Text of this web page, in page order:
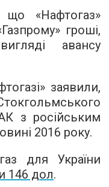
«Нафтогаз»
гроші,
авансу
заявили,
з російським
2016 року.
для України
146 дол.